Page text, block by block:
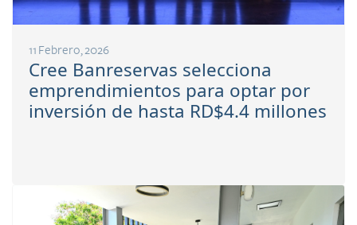
11 Febrero, 2026
Cree Banreservas selecciona
emprendimientos para optar por
inversión de hasta RD$4.4 millones